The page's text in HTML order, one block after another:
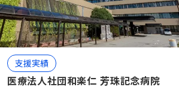
支援実績
医療法人社団和楽仁 芳珠記念病院